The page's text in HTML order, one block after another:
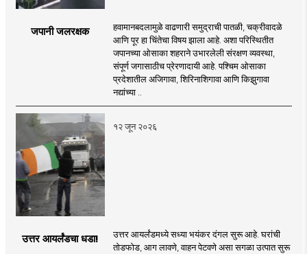
जपानी जलरक्षक
हवामानबदलामुळे वाढणारी समुद्राची पातळी, चक्रीवादळे
आणि पूर हा चिंतेचा विषय झाला आहे. अशा परिस्थितीत
जपानच्या ओसाका शहराने उभारलेली संरक्षण व्यवस्था,
संपूर्ण जगासाठीच प्रेरणादायी आहे. पश्चिम ओसाका
प्रदेशातील अजिगावा, शिरिनाशिगावा आणि किझुगावा
नद्यांच्या ..
१२ जून २०२६
उत्तर आयर्लंडचा धडा!
उत्तर आयर्लंडमध्ये सध्या भयंकर दंगल सुरू आहे. घरांची
तोडफोड, आग लावणे, वाहन पेटवणे असा सगळा उत्पात सुरू